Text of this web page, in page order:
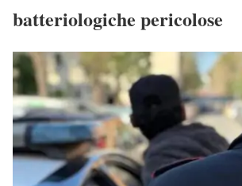
batteriologiche pericolose